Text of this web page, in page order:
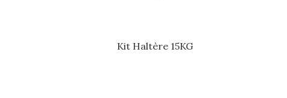
Kit Haltère 15KG